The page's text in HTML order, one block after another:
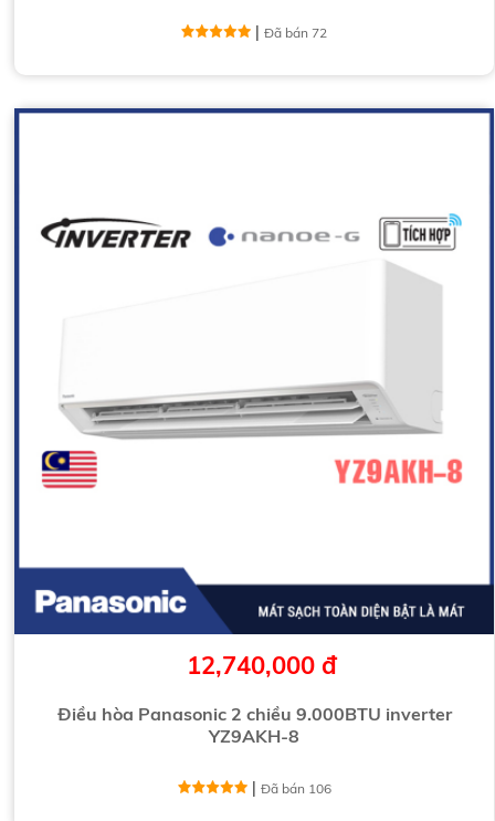
|Đã bán 72
12,740,000 đ
Điều hòa Panasonic 2 chiều 9.000BTU inverter
YZ9AKH-8
| Đã bán 106